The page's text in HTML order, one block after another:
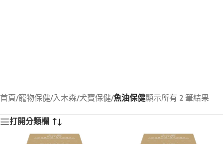
首頁/寵物保健/入木森/犬寶保健/魚油保健顯示所有 2 筆結果
打開分類欄